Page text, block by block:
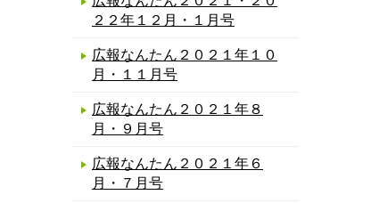
２２年１２月・１月号
広報なんたん２０２１年１０
月・１１月号
広報なんたん２０２１年８
月・９月号
広報なんたん２０２１年６
月・７月号